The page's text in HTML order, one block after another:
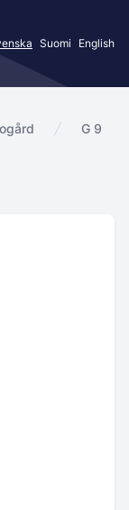
Suomi English
G 9